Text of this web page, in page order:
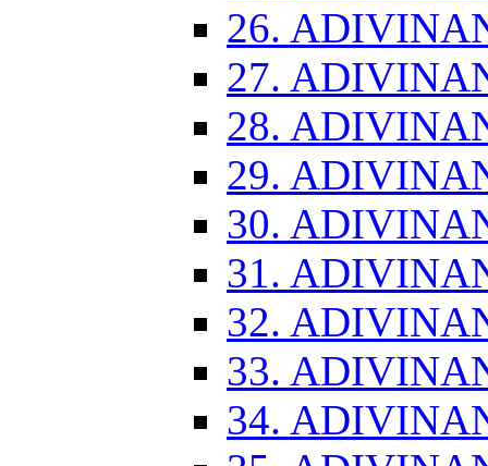
26.
27.
28.
29.
30.
31.
32.
33.
34.